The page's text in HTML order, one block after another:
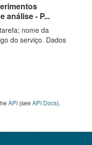
análise - P...
nome da
do serviço. Dados
API (see API Docs).